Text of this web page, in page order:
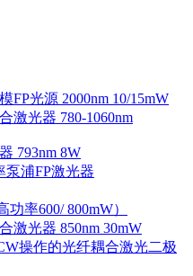
FP光源 2000nm 10/15mW
激光器 780-1060nm
793nm 8W
泵浦FP激光器
率600/ 800mW）
激光器 850nm 30mW
操作的光纤耦合激光二极